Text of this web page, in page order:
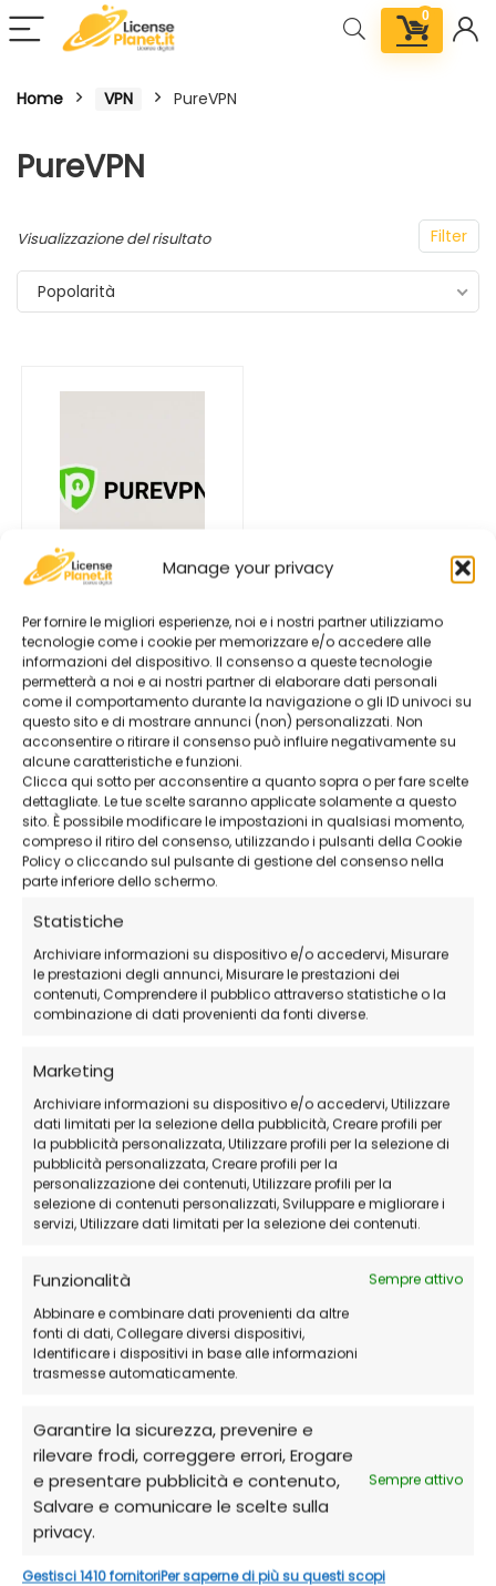
Manage your privacy
Per fornire le migliori esperienze, noi e i nostri partner utilizziamo
tecnologie come i cookie per memorizzare e/o accedere alle
informazioni del dispositivo. Il consenso a queste tecnologie
permetterà a noi e ai nostri partner di elaborare dati personali
come il comportamento durante la navigazione o gli ID univoci su
questo sito e di mostrare annunci (non) personalizzati. Non
acconsentire o ritirare il consenso può influire negativamente su
alcune caratteristiche e funzioni.
Clicca qui sotto per acconsentire a quanto sopra o per fare scelte
dettagliate. Le tue scelte saranno applicate solamente a questo
sito. È possibile modificare le impostazioni in qualsiasi momento,
compreso il ritiro del consenso, utilizzando i pulsanti della Cookie
Policy o cliccando sul pulsante di gestione del consenso nella
parte inferiore dello schermo.
Statistiche
Archiviare informazioni su dispositivo e/o accedervi, Misurare
le prestazioni degli annunci, Misurare le prestazioni dei
contenuti, Comprendere il pubblico attraverso statistiche o la
combinazione di dati provenienti da fonti diverse.
Marketing
Archiviare informazioni su dispositivo e/o accedervi, Utilizzare
dati limitati per la selezione della pubblicità, Creare profili per
la pubblicità personalizzata, Utilizzare profili per la selezione di
pubblicità personalizzata, Creare profili per la
personalizzazione dei contenuti, Utilizzare profili per la
selezione di contenuti personalizzati, Sviluppare e migliorare i
servizi, Utilizzare dati limitati per la selezione dei contenuti.
Funzionalità
Sempre attivo
Abbinare e combinare dati provenienti da altre
fonti di dati, Collegare diversi dispositivi,
Identificare i dispositivi in base alle informazioni
trasmesse automaticamente.
Garantire la sicurezza, prevenire e
rilevare frodi, correggere errori, Erogare
e presentare pubblicità e contenuto,
Salvare e comunicare le scelte sulla
privacy.
Sempre attivo
Gestisci 1410 fornitoriPer saperne di più su questi scopi
0
Home VPN PureVPN
PureVPN
Filter
Visualizzazione del risultato
Popolarità
17,62€- 42,21€
Seleziona la
variazione